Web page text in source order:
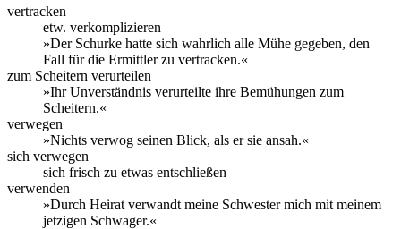
vertracken
etw. verkomplizieren
»Der Schurke hatte sich wahrlich alle Mühe gegeben, den
Fall für die Ermittler zu vertracken.«
zum Scheitern verurteilen
»Ihr Unverständnis verurteilte ihre Bemühungen zum
Scheitern.«
verwegen
»Nichts verwog seinen Blick, als er sie ansah.«
sich verwegen
sich frisch zu etwas entschließen
verwenden
»Durch Heirat verwandt meine Schwester mich mit meinem
jetzigen Schwager.«